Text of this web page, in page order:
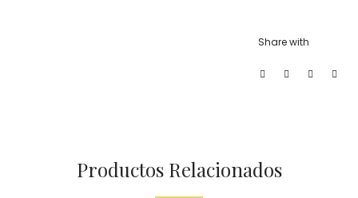
Share with
Productos Relacionados